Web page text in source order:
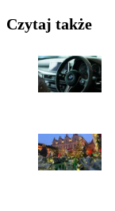
Czytaj także